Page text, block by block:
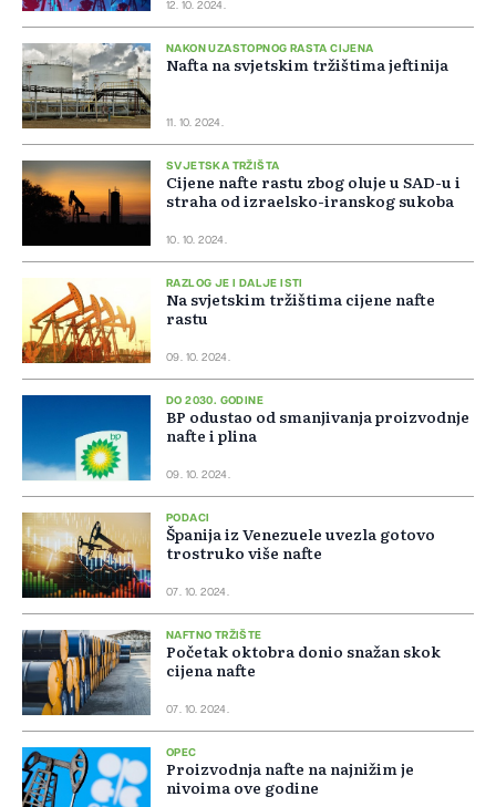
12. 10. 2024.
NAKON UZASTOPNOG RASTA CIJENA
Nafta na svjetskim tržištima jeftinija
11. 10. 2024.
SVJETSKA TRŽIŠTA
Cijene nafte rastu zbog oluje u SAD-u i
straha od izraelsko-iranskog sukoba
10. 10. 2024.
RAZLOG JE I DALJE ISTI
Na svjetskim tržištima cijene nafte
rastu
09. 10. 2024.
DO 2030. GODINE
BP odustao od smanjivanja proizvodnje
nafte i plina
09. 10. 2024.
PODACI
Španija iz Venezuele uvezla gotovo
trostruko više nafte
07. 10. 2024.
NAFTNO TRŽIŠTE
Početak oktobra donio snažan skok
cijena nafte
07. 10. 2024.
OPEC
Proizvodnja nafte na najnižim je
nivoima ove godine